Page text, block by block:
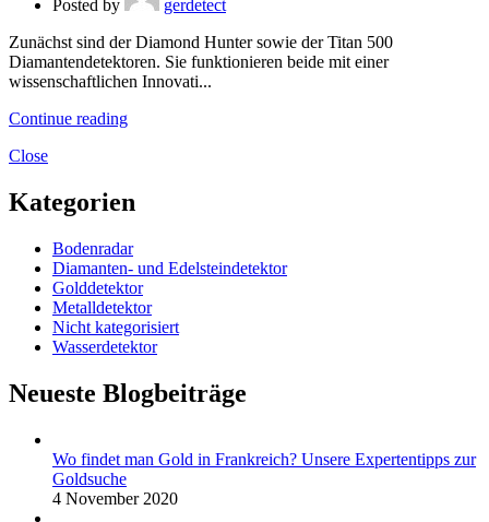
Posted by
gerdetect
Zunächst sind der Diamond Hunter sowie der Titan 500
Diamantendetektoren. Sie funktionieren beide mit einer
wissenschaftlichen Innovati...
Continue reading
Close
Kategorien
Bodenradar
Diamanten- und Edelsteindetektor
Golddetektor
Metalldetektor
Nicht kategorisiert
Wasserdetektor
Neueste Blogbeiträge
Wo findet man Gold in Frankreich? Unsere Expertentipps zur
Goldsuche
4 November 2020